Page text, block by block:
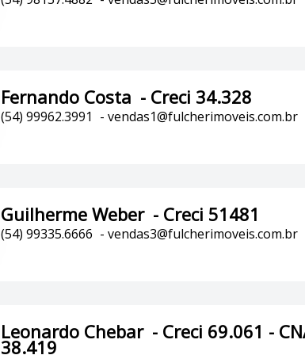
Fernando Costa - Creci 34.328
(54) 99962.3991 - vendas1@fulcherimoveis.com.br
Guilherme Weber - Creci 51481
(54) 99335.6666 - vendas3@fulcherimoveis.com.br
Leonardo Chebar - Creci 69.061 -
38.419